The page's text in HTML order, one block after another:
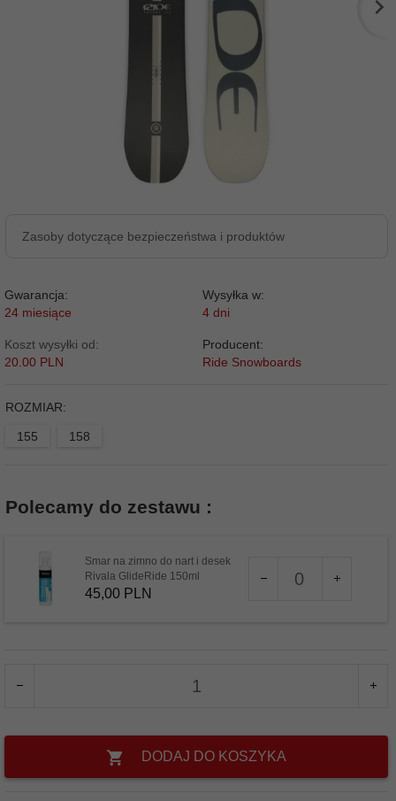
Zasoby dotyczące bezpieczeństwa i produktów
Gwarancja:
24 miesiące
Wysyłka w:
4 dni
Koszt wysyłki od:
20.00 PLN
Producent:
Ride Snowboards
ROZMIAR:
155 158
Polecamy do zestawu :
Smar na zimno do nart i desek
Rivala GlideRide 150ml
45,00 PLN
DODAJ DO KOSZYKA